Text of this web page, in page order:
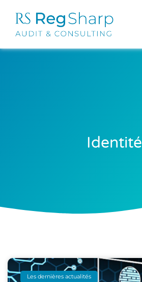
Identité
Les dernières actualités